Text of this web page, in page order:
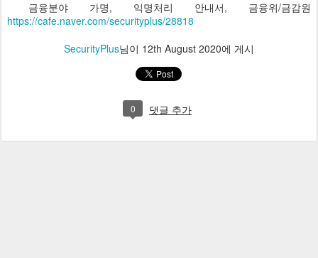
금융분야 가명, 익명처리 안내서, 금융위/금감원
https://cafe.naver.com/securityplus/28818
SecurityPlus님이 12th August 2020에 게시
0 댓글 추가